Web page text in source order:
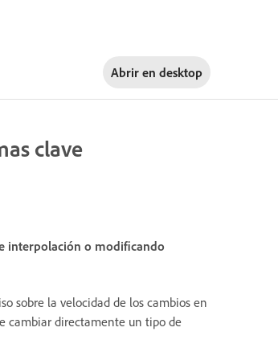
Abrir en desktop
clave
interpolación o modificando
sobre la velocidad de los cambios en
cambiar directamente un tipo de